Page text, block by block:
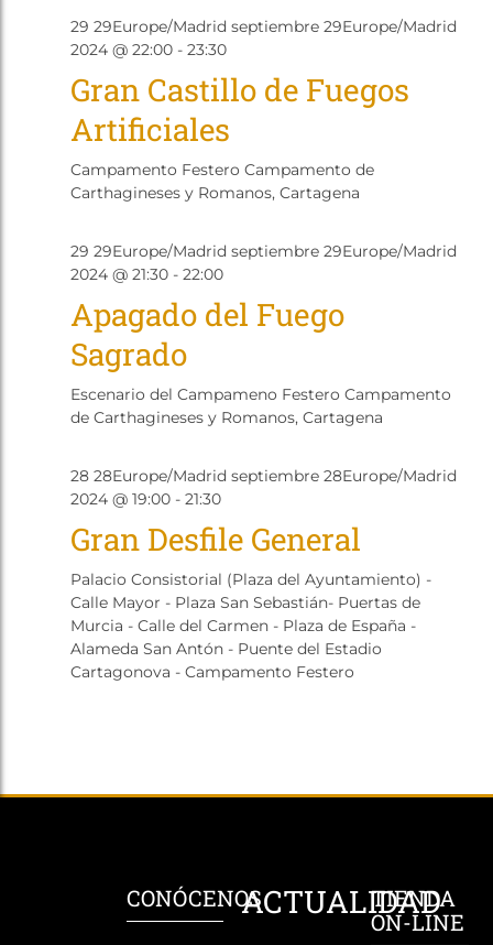
Tienda
de
29 29Europe/Madrid septiembre 29Europe/Madrid
2024 @ 22:00 - 23:30
Gran Castillo de Fuegos
Artificiales
Campamento Festero Campamento de
Carthagineses y Romanos, Cartagena
29 29Europe/Madrid septiembre 29Europe/Madrid
2024 @ 21:30 - 22:00
Apagado del Fuego
Sagrado
Escenario del Campameno Festero Campamento
de Carthagineses y Romanos, Cartagena
28 28Europe/Madrid septiembre 28Europe/Madrid
2024 @ 19:00 - 21:30
Gran Desfile General
Palacio Consistorial (Plaza del Ayuntamiento) -
Calle Mayor - Plaza San Sebastián- Puertas de
Murcia - Calle del Carmen - Plaza de España -
Alameda San Antón - Puente del Estadio
Cartagonova - Campamento Festero
CONÓCENOSACTUALIDAD
TIENDA
ON-LINE